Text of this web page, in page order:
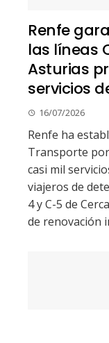
Renfe
las líneas
Asturias
servicios
16/07/2026
Renfe ha
Transporte
casi mil
viajeros de
4 y C-5 de
de renovación